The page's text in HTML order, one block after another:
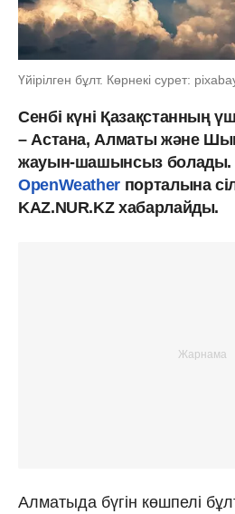
Үйірілген бұлт. Көрнекі сурет:
Сенбі күні Қазақстанның
– Астана, Алматы және
жауын-шашынсыз болады.
OpenWeather порталына
KAZ.NUR.KZ хабарлайды.
Алматыда бүгін көшпелі